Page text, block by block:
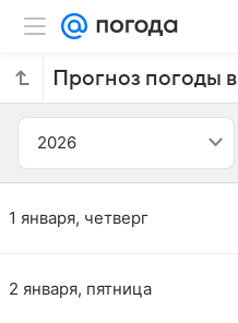
2026
1 января, четверг
2 января, пятница